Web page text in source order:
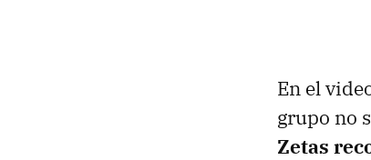
En el
grupo no
Zetas